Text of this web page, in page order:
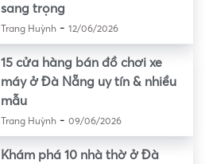
sang trọng
Trang Huỳnh- 12/06/2026
15 cửa hàng bán đồ chơi xe
máy ở Đà Nẵng uy tín & nhiều
mẫu
Trang Huỳnh- 09/06/2026
Khám phá 10 nhà thờ ở Đà